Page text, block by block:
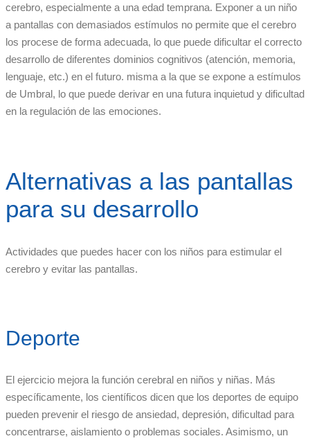
cerebro, especialmente a una edad temprana. Exponer a un niño
a pantallas con demasiados estímulos no permite que el cerebro
los procese de forma adecuada, lo que puede dificultar el correcto
desarrollo de diferentes dominios cognitivos (atención, memoria,
lenguaje, etc.) en el futuro. misma a la que se expone a estímulos
de Umbral, lo que puede derivar en una futura inquietud y dificultad
en la regulación de las emociones.
Alternativas a las pantallas
para su desarrollo
Actividades que puedes hacer con los niños para estimular el
cerebro y evitar las pantallas.
Deporte
El ejercicio mejora la función cerebral en niños y niñas. Más
específicamente, los científicos dicen que los deportes de equipo
pueden prevenir el riesgo de ansiedad, depresión, dificultad para
concentrarse, aislamiento o problemas sociales. Asimismo, un